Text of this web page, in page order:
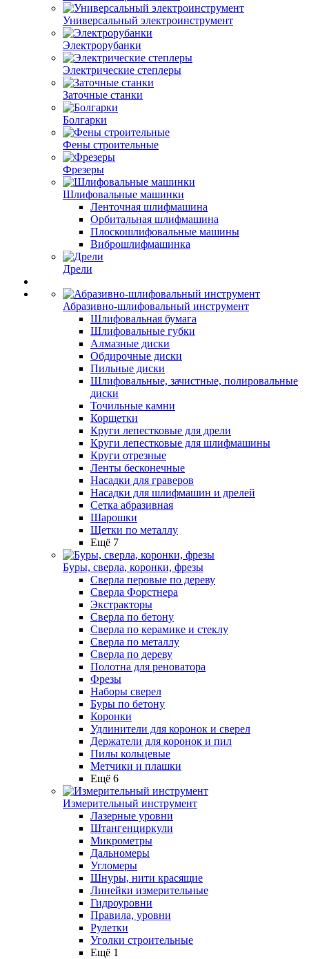
Универсальный электроинструмент
Электрорубанки
Электрические степлеры
Заточные станки
Болгарки
Фены строительные
Фрезеры
Шлифовальные машинки
Ленточная шлифмашина
Орбитальная шлифмашина
Плоскошлифовальные машины
Виброшлифмашинка
Дрели
Абразивно-шлифовальный инструмент
Шлифовальная бумага
Шлифовальные губки
Алмазные диски
Обдирочные диски
Пильные диски
Шлифовальные, зачистные, полировальные
диски
Точильные камни
Корщетки
Круги лепестковые для дрели
Круги лепестковые для шлифмашины
Круги отрезные
Ленты бесконечные
Насадки для граверов
Насадки для шлифмашин и дрелей
Сетка абразивная
Шарошки
Щетки по металлу
Ещё 7
Буры, сверла, коронки, фрезы
Сверла перовые по дереву
Сверла Форстнера
Экстракторы
Сверла по бетону
Сверла по керамике и стеклу
Сверла по металлу
Сверла по дереву
Полотна для реноватора
Фрезы
Наборы сверел
Буры по бетону
Коронки
Удлинители для коронок и сверел
Держатели для коронок и пил
Пилы кольцевые
Метчики и плашки
Ещё 6
Измерительный инструмент
Лазерные уровни
Штангенциркули
Микрометры
Дальномеры
Угломеры
Шнуры, нити красящие
Линейки измерительные
Гидроуровни
Правила, уровни
Рулетки
Уголки строительные
Ещё 1